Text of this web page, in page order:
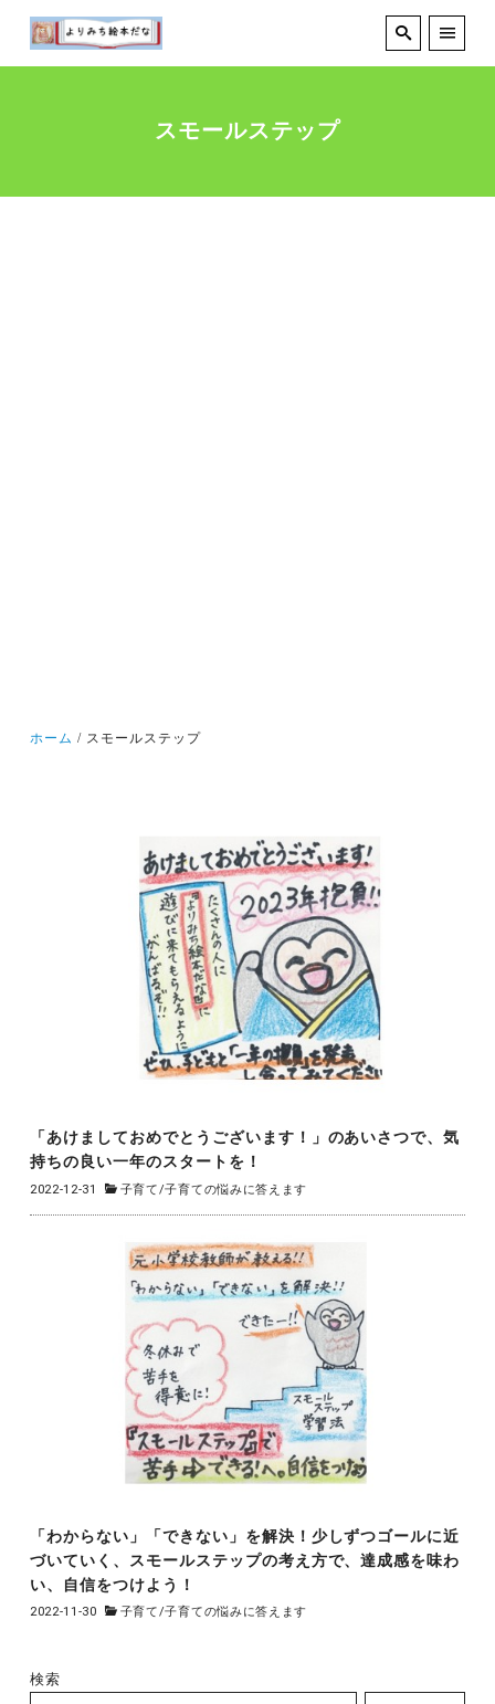
スモールステップ
ホーム スモールステップ
「あけましておめでとうございます！」のあいさつで、気
持ちの良い一年のスタートを！
2022-12-31 子育て/子育ての悩みに答えます
「わからない」「できない」を解決！少しずつゴールに近
づいていく、スモールステップの考え方で、達成感を味わ
い、自信をつけよう！
2022-11-30 子育て/子育ての悩みに答えます
検索